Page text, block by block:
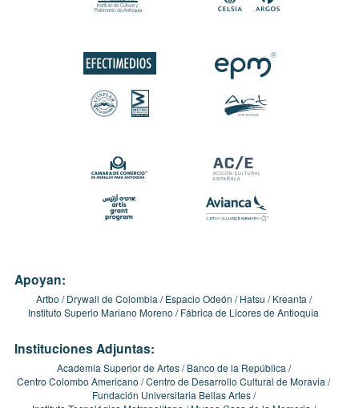
Apoyan:
Artbo Drywall de Colombia Espacio Odeón Hatsu
Kreanta
Instituto Superio Mariano Moreno
Fábrica de Licores de Antioquia
Instituciones Adjuntas:
Academia Superior de Artes
Banco de la República
Centro Colombo Americano Centro de Desarrollo Cultural de Moravia
Fundación Universitaria Bellas Artes